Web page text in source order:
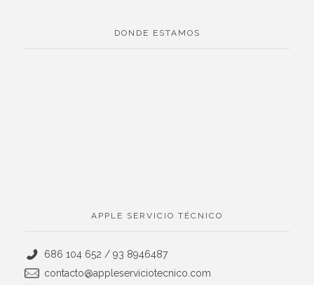
DONDE ESTAMOS
APPLE SERVICIO TÉCNICO
686 104 652 / 93 8946487
contacto@appleserviciotecnico.com